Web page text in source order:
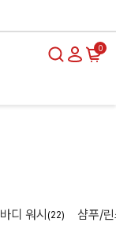
0
바디 워시 (22) 샴푸/